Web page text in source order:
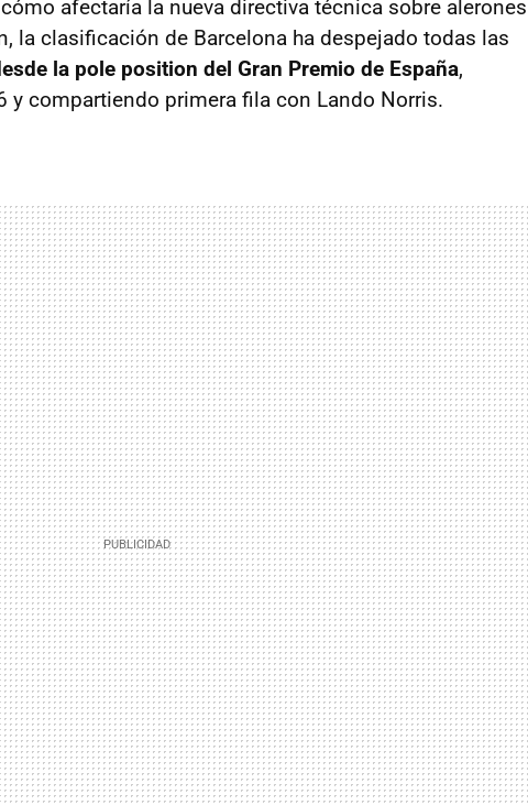
afectaría la nueva directiva técnica sobre alerones
la clasificación de Barcelona ha despejado todas las
la pole position del Gran Premio de España,
y compartiendo primera fila con Lando Norris.